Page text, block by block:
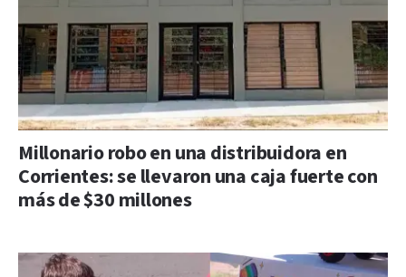
Millonario robo en una distribuidora en
Corrientes: se llevaron una caja fuerte con
más de $30 millones